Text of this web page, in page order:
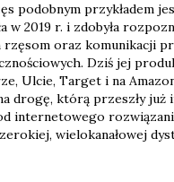
podobnym przykładem
w 2019 r. i zdobyła
rzęsom oraz komunikacji
Dziś jej
Ulcie, Target i na
drogę, którą przeszły już
internetowego
wielokanałowej